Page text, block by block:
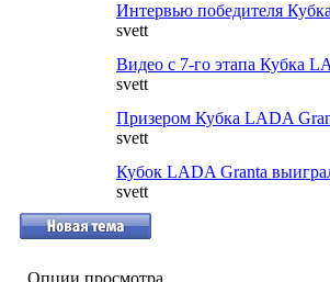
Интервью победителя
svett
Видео с 7-го этапа Кубка
svett
Призером Кубка LADA
svett
Кубок LADA Granta
svett
Опции просмотра